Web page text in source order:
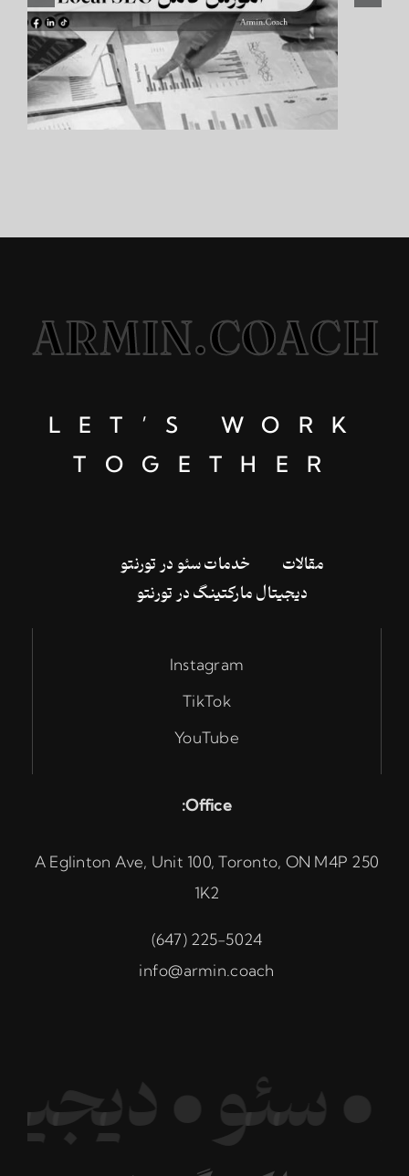
ARMIN.COACH
LET’S WORK
TOGETHER
‌مقالات
خدمات سئو در تورنتو
دیجیتال مارکتینگ در تورنتو
Instagram
TikTok
YouTube
Office:
250 A Eglinton Ave, Unit 100, Toronto, ON M4P
1K2
225-5024 (647)
info@armin.coach
• سئو •